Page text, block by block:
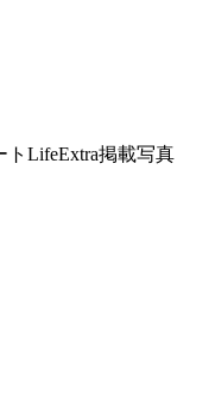
トLifeExtra掲載写真